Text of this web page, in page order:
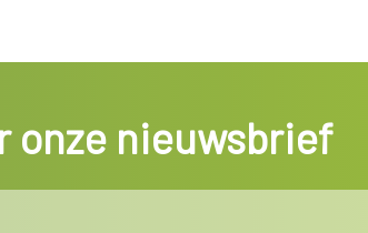
onze nieuwsbrief